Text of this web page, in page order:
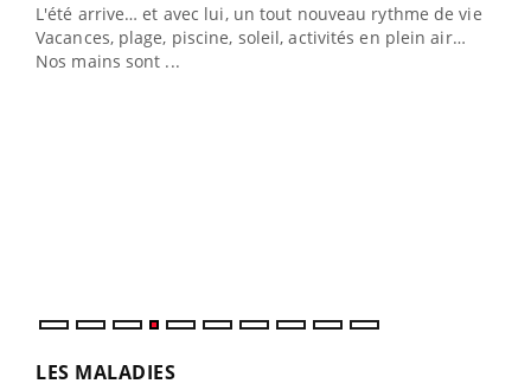
L'été arrive… et avec lui, un tout nouveau rythme de vie !
Vacances, plage, piscine, soleil, activités en plein air…
Nos mains sont ...
personnes atteintes de diabète, c'est une période de
questions, de défis, mais ...
LES MALADIES